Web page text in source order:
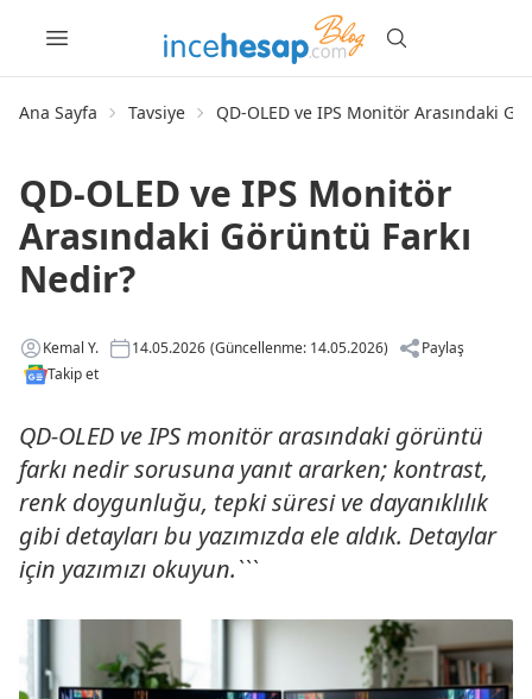
Ana Sayfa Tavsiye QD-OLED ve IPS Monitör Arasındaki
QD-OLED ve IPS Monitör
Arasındaki Görüntü Farkı
Nedir?
Kemal Y. 14.05.2026 (Güncellenme: 14.05.2026)
Paylaş
Takip et
QD-OLED ve IPS monitör arasındaki görüntü
farkı nedir sorusuna yanıt ararken; kontrast,
renk doygunluğu, tepki süresi ve dayanıklılık
gibi detayları bu yazımızda ele aldık. Detaylar
için yazımızı okuyun.```